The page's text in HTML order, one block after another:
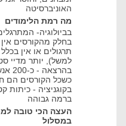
האוניברסיטה
מה רמת הלימודים
בביולוגיה-
בחלק מהקורסים
תרגולים או אין
למשל), יותר מדיי
כשכל הקורסים הם
בקוגניציה - כיתות
ברמה גבוהה
העצה הכי טובה
במסלול